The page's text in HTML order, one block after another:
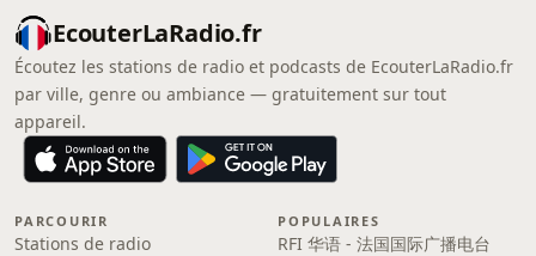
EcouterLaRadio.fr
Écoutez les stations de radio et podcasts de EcouterLaRadio.fr
par ville, genre ou ambiance — gratuitement sur tout
appareil.
PARCOURIR
Stations de radio
POPULAIRES
RFI 华语 - 法国国际广播电台